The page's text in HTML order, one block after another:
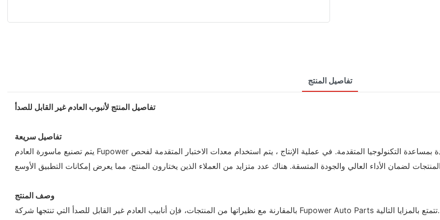
تفاصيل المنتج
تفاصيل المنتج لأنبوب العادم غير القابل للصدأ
تفاصيل سريعة
يتم تصنيع ماسورة العادم Fupower غير القابل للصدأ على يد خبرائنا باستخدام مواد خام عالية الجودة بمساعدة التكنولوجيا المتقدمة. في عملية الإنتاج ، يتم استخدام معدات الاختبار المتقدمة لفحص
وصف المنتج
بالمقارنة مع نظيراتها من المنتجات، فإن أنابيب العادم غير القابل للصدأ التي تنتجها شركة Fupower Auto Parts تتمتع بالمزايا التالية.